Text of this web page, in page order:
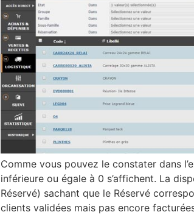
Comme vous pouvez le constater dans
inférieure ou égale à 0 s’affichent. La
Réservé) sachant que le Réservé
clients validées mais pas encore